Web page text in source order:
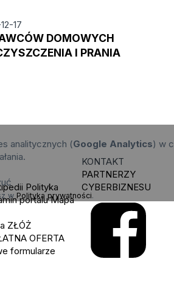
17
DOMOWYCH
I PRANIA
analitycznych (Google Analytics) w
w Polityka prywatności.
Polityka
portalu Mapa
ZŁÓŻ
OFERTA
formularze
KONTAKT
PARTNERZY
CYBERBIZNESU